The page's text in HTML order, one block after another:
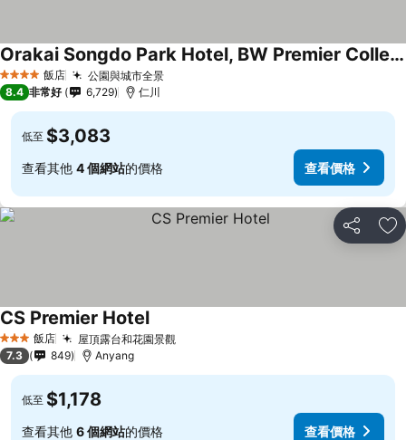
4 星級 飯店 公園與城市全景
Orakai Songdo Park Hotel, BW Premier Collection
8.4 非常好 6,729 仁川
低至 $3,083
查看其他 4 個網站的價格 查看價格
分享 加
3 星級 飯店 屋頂露台和花園景觀
CS Premier Hotel
7.3 849 Anyang
低至 $1,178
查看其他 6 個網站的價格 查看價格